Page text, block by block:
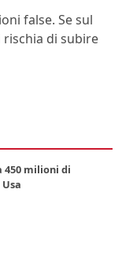
false. Se sul
di subire
450 milioni di